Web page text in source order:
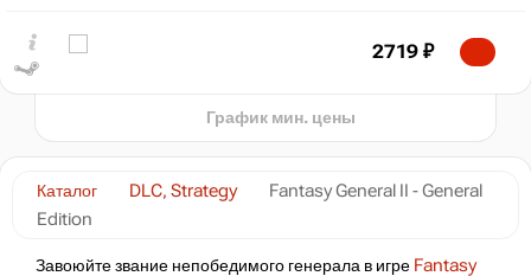
Каталог DLC, Strategy
Fantasy General II - General
Edition
Завоюйте звание непобедимого генерала в игре Fantasy
2719 ₽
График мин. цены